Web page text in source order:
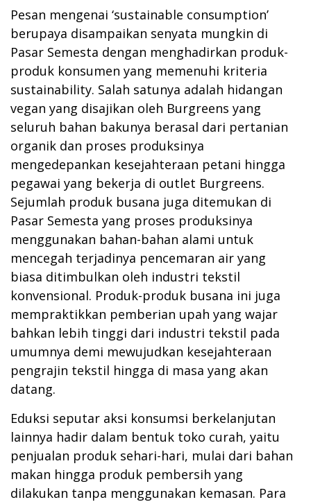
Pesan mengenai ‘sustainable consumption’
berupaya disampaikan senyata mungkin di
Pasar Semesta dengan menghadirkan produk-
produk konsumen yang memenuhi kriteria
sustainability. Salah satunya adalah hidangan
vegan yang disajikan oleh Burgreens yang
seluruh bahan bakunya berasal dari pertanian
organik dan proses produksinya
mengedepankan kesejahteraan petani hingga
pegawai yang bekerja di outlet Burgreens.
Sejumlah produk busana juga ditemukan di
Pasar Semesta yang proses produksinya
menggunakan bahan-bahan alami untuk
mencegah terjadinya pencemaran air yang
biasa ditimbulkan oleh industri tekstil
konvensional. Produk-produk busana ini juga
mempraktikkan pemberian upah yang wajar
bahkan lebih tinggi dari industri tekstil pada
umumnya demi mewujudkan kesejahteraan
pengrajin tekstil hingga di masa yang akan
datang.
Eduksi seputar aksi konsumsi berkelanjutan
lainnya hadir dalam bentuk toko curah, yaitu
penjualan produk sehari-hari, mulai dari bahan
makan hingga produk pembersih yang
dilakukan tanpa menggunakan kemasan. Para